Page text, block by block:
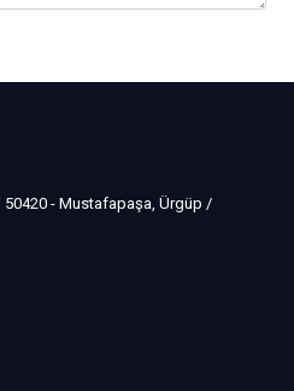
- Mustafapaşa, Ürgüp /